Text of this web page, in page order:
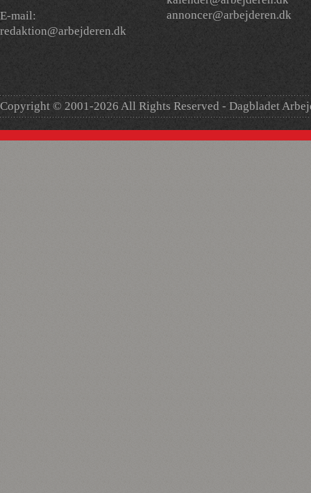
E-mail:
redaktion@arbejderen.dk
annoncer@arbejderen.dk
Copyright © 2001-2026 All Rights Reserved - Dagbladet